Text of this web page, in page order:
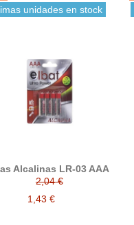
unidades en stock
Alcalinas LR-03 AAA
2,04 €
1,43 €